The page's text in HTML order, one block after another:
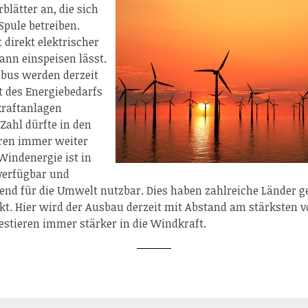
an, die sich
betreiben.
direkt elektrischer
einspeisen lässt.
werden derzeit
Energiebedarfs
dürfte in den
immer weiter
ist in
und
für die Umwelt nutzbar. Dies haben zahlreiche Länder
Hier wird der Ausbau derzeit mit Abstand am stärksten
immer stärker in die Windkraft.